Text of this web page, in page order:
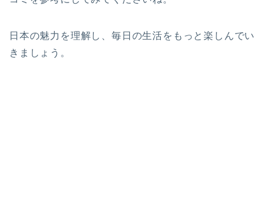
日本の魅力を理解し、毎日の生活をもっと楽しんでい
きましょう。